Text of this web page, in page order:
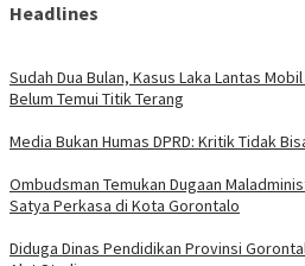
Headlines
Sudah Dua Bulan, Kasus Laka Lantas
Belum Temui Titik Terang
Media Bukan Humas DPRD: Kritik Tidak
Ombudsman Temukan Dugaan
Satya Perkasa di Kota Gorontalo
Diduga Dinas Pendidikan Provinsi